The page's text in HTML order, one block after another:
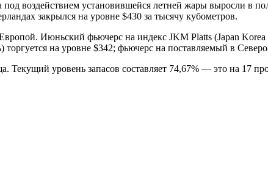
воздействием установившейся летней жары выросли в
закрылся на уровне $430 за тысячу кубометров.
Июньский фьючерс на индекс JKM Platts (Japan
на уровне $342; фьючерс на поставляемый в
Текущий уровень запасов составляет 74,67% — это на 17